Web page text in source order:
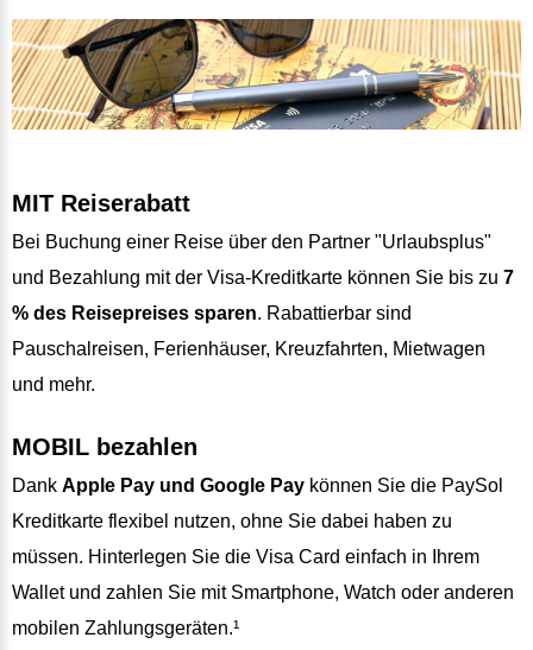
MIT Reiserabatt
Bei Buchung einer Reise über den Partner "Urlaubsplus"
und Bezahlung mit der Visa-Kreditkarte können Sie bis zu 7
% des Reisepreises sparen. Rabattierbar sind
Pauschalreisen, Ferienhäuser, Kreuzfahrten, Mietwagen
und mehr.
MOBIL bezahlen
Dank Apple Pay und Google Pay können Sie die PaySol
Kreditkarte flexibel nutzen, ohne Sie dabei haben zu
müssen. Hinterlegen Sie die Visa Card einfach in Ihrem
Wallet und zahlen Sie mit Smartphone, Watch oder anderen
mobilen Zahlungsgeräten.¹